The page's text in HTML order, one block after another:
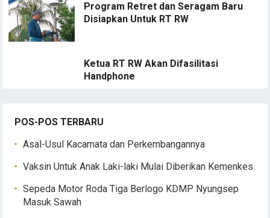
Program Retret dan Seragam Baru
Disiapkan Untuk RT RW
Ketua RT RW Akan Difasilitasi
Handphone
POS-POS TERBARU
Asal-Usul Kacamata dan Perkembangannya
Vaksin Untuk Anak Laki-laki Mulai Diberikan Kemenkes
Sepeda Motor Roda Tiga Berlogo KDMP Nyungsep
Masuk Sawah